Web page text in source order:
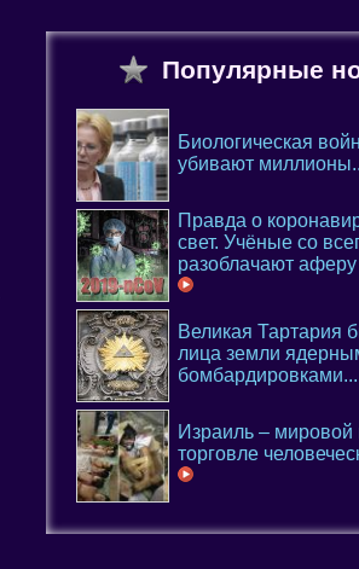
Популярные
Биологическая
убивают
Правда о
свет. Учёные со
разоблачают
Великая Тартария
лица земли
бомбардировками...
Израиль – мировой
торговле